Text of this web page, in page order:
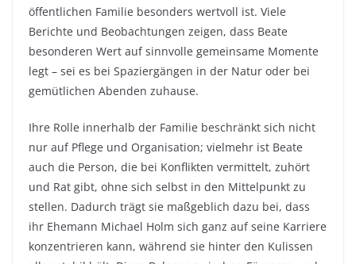
öffentlichen Familie besonders wertvoll ist. Viele
Berichte und Beobachtungen zeigen, dass Beate
besonderen Wert auf sinnvolle gemeinsame Momente
legt – sei es bei Spaziergängen in der Natur oder bei
gemütlichen Abenden zuhause.
Ihre Rolle innerhalb der Familie beschränkt sich nicht
nur auf Pflege und Organisation; vielmehr ist Beate
auch die Person, die bei Konflikten vermittelt, zuhört
und Rat gibt, ohne sich selbst in den Mittelpunkt zu
stellen. Dadurch trägt sie maßgeblich dazu bei, dass
ihr Ehemann Michael Holm sich ganz auf seine Karriere
konzentrieren kann, während sie hinter den Kulissen